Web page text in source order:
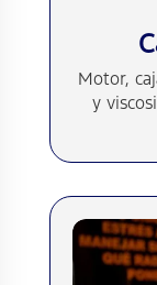
Motor,
y